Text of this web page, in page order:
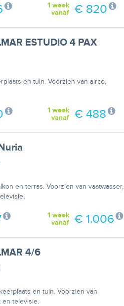
1 week
vanaf
€ 820
ESTUDIO 4 PAX
en tuin. Voorzien van airco,
1 week
vanaf
€ 488
en terras. Voorzien van vaatwasser,
1 week
vanaf
€ 1.006
4/6
en tuin. Voorzien van
en televisie.